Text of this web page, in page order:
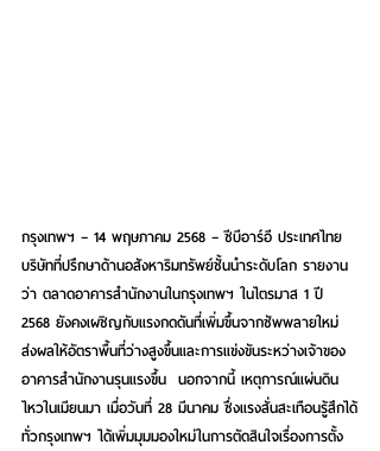
กรุงเทพฯ – 14 พฤษภาคม 2568 – ซีบีอาร์อี ประเทศไทย
บริษัทที่ปรึกษาด้านอสังหาริมทรัพย์ชั้นนำระดับโลก รายงาน
ว่า ตลาดอาคารสำนักงานในกรุงเทพฯ ในไตรมาส 1 ปี
2568 ยังคงเผชิญกับแรงกดดันที่เพิ่มขึ้นจากซัพพลายใหม่
ส่งผลให้อัตราพื้นที่ว่างสูงขึ้นและการแข่งขันระหว่างเจ้าของ
อาคารสำนักงานรุนแรงขึ้น  นอกจากนี้ เหตุการณ์แผ่นดิน
ไหวในเมียนมา เมื่อวันที่ 28 มีนาคม ซึ่งแรงสั่นสะเทือนรู้สึกได้
ทั่วกรุงเทพฯ ได้เพิ่มมุมมองใหม่ในการตัดสินใจเรื่องการตั้ง